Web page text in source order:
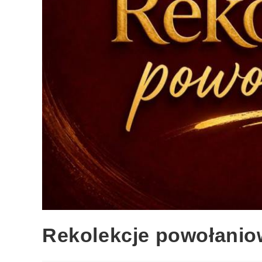
Rekolekcje